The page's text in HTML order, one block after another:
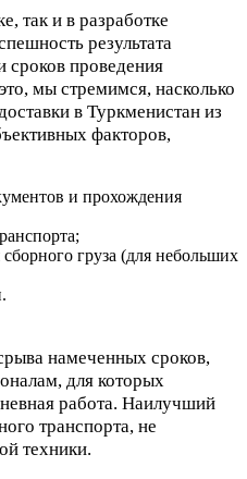
так и в разработке
результата
сроков проведения
мы стремимся, насколько
в Туркменистан из
факторов,
и прохождения
груза (для небольших
намеченных сроков,
для которых
работа. Наилучший
транспорта, не
техники.